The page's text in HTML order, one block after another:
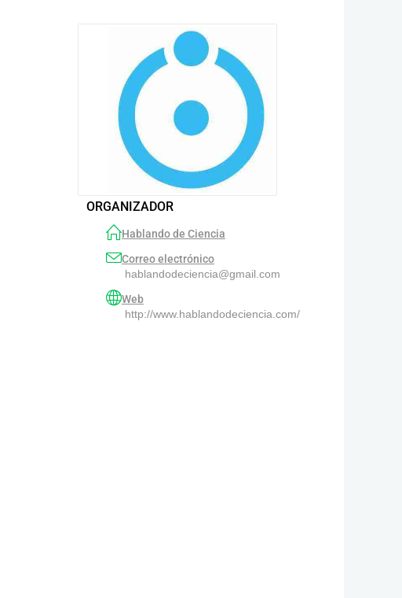
ORGANIZADOR
Hablando de Ciencia
Correo electrónico
hablandodeciencia@gmail.com
Web
http://www.hablandodeciencia.com/